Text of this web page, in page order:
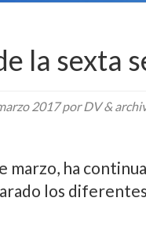
la sexta
2017por DV&
marzo, ha
los